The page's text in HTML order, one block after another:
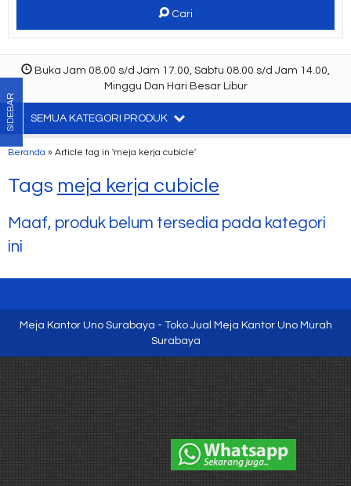
Cari
Buka Jam 08.00 s/d Jam 17.00, Sabtu 08.00 s/d Jam 14.00,
Minggu Dan Hari Besar Libur
SEMUA KATEGORI PRODUK
Beranda » Article tag in 'meja kerja cubicle'
Tags meja kerja cubicle
Maaf, produk belum tersedia pada kategori
ini
SIDEBAR
Meja Kantor Uno Surabaya - Toko Jual Meja Kantor Uno Murah
Surabaya